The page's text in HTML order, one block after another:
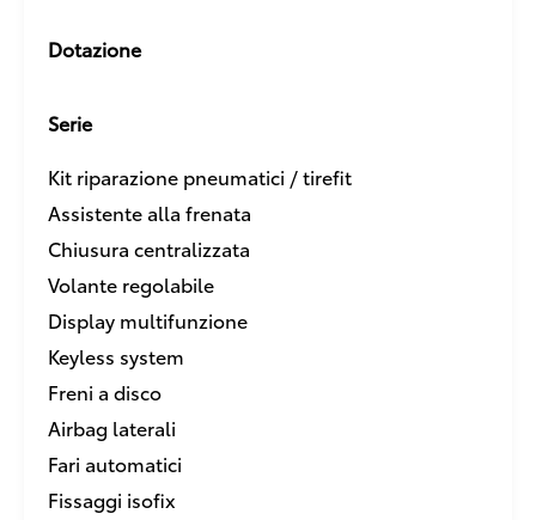
Dotazione
Serie
Kit riparazione pneumatici / tirefit
Assistente alla frenata
Chiusura centralizzata
Volante regolabile
Display multifunzione
Keyless system
Freni a disco
Airbag laterali
Fari automatici
Fissaggi isofix